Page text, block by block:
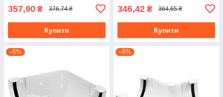
357,90 ₴ 376,74 ₴
Купити
346,42 ₴ 364,65 ₴
Купити
–5% –5%